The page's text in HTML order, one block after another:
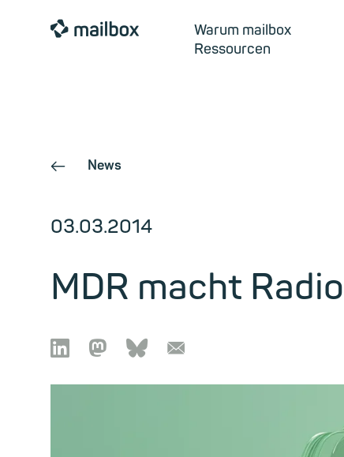
mailbox Warum mailbox
Ressourcen
← News
03.03.2014
MDR macht
 🦣︎ 🦋︎ 📧︎